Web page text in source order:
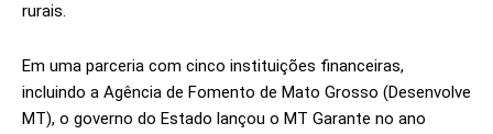
rurais.
Em uma parceria com cinco instituições financeiras,
incluindo a Agência de Fomento de Mato Grosso (Desenvolve
MT), o governo do Estado lançou o MT Garante no ano